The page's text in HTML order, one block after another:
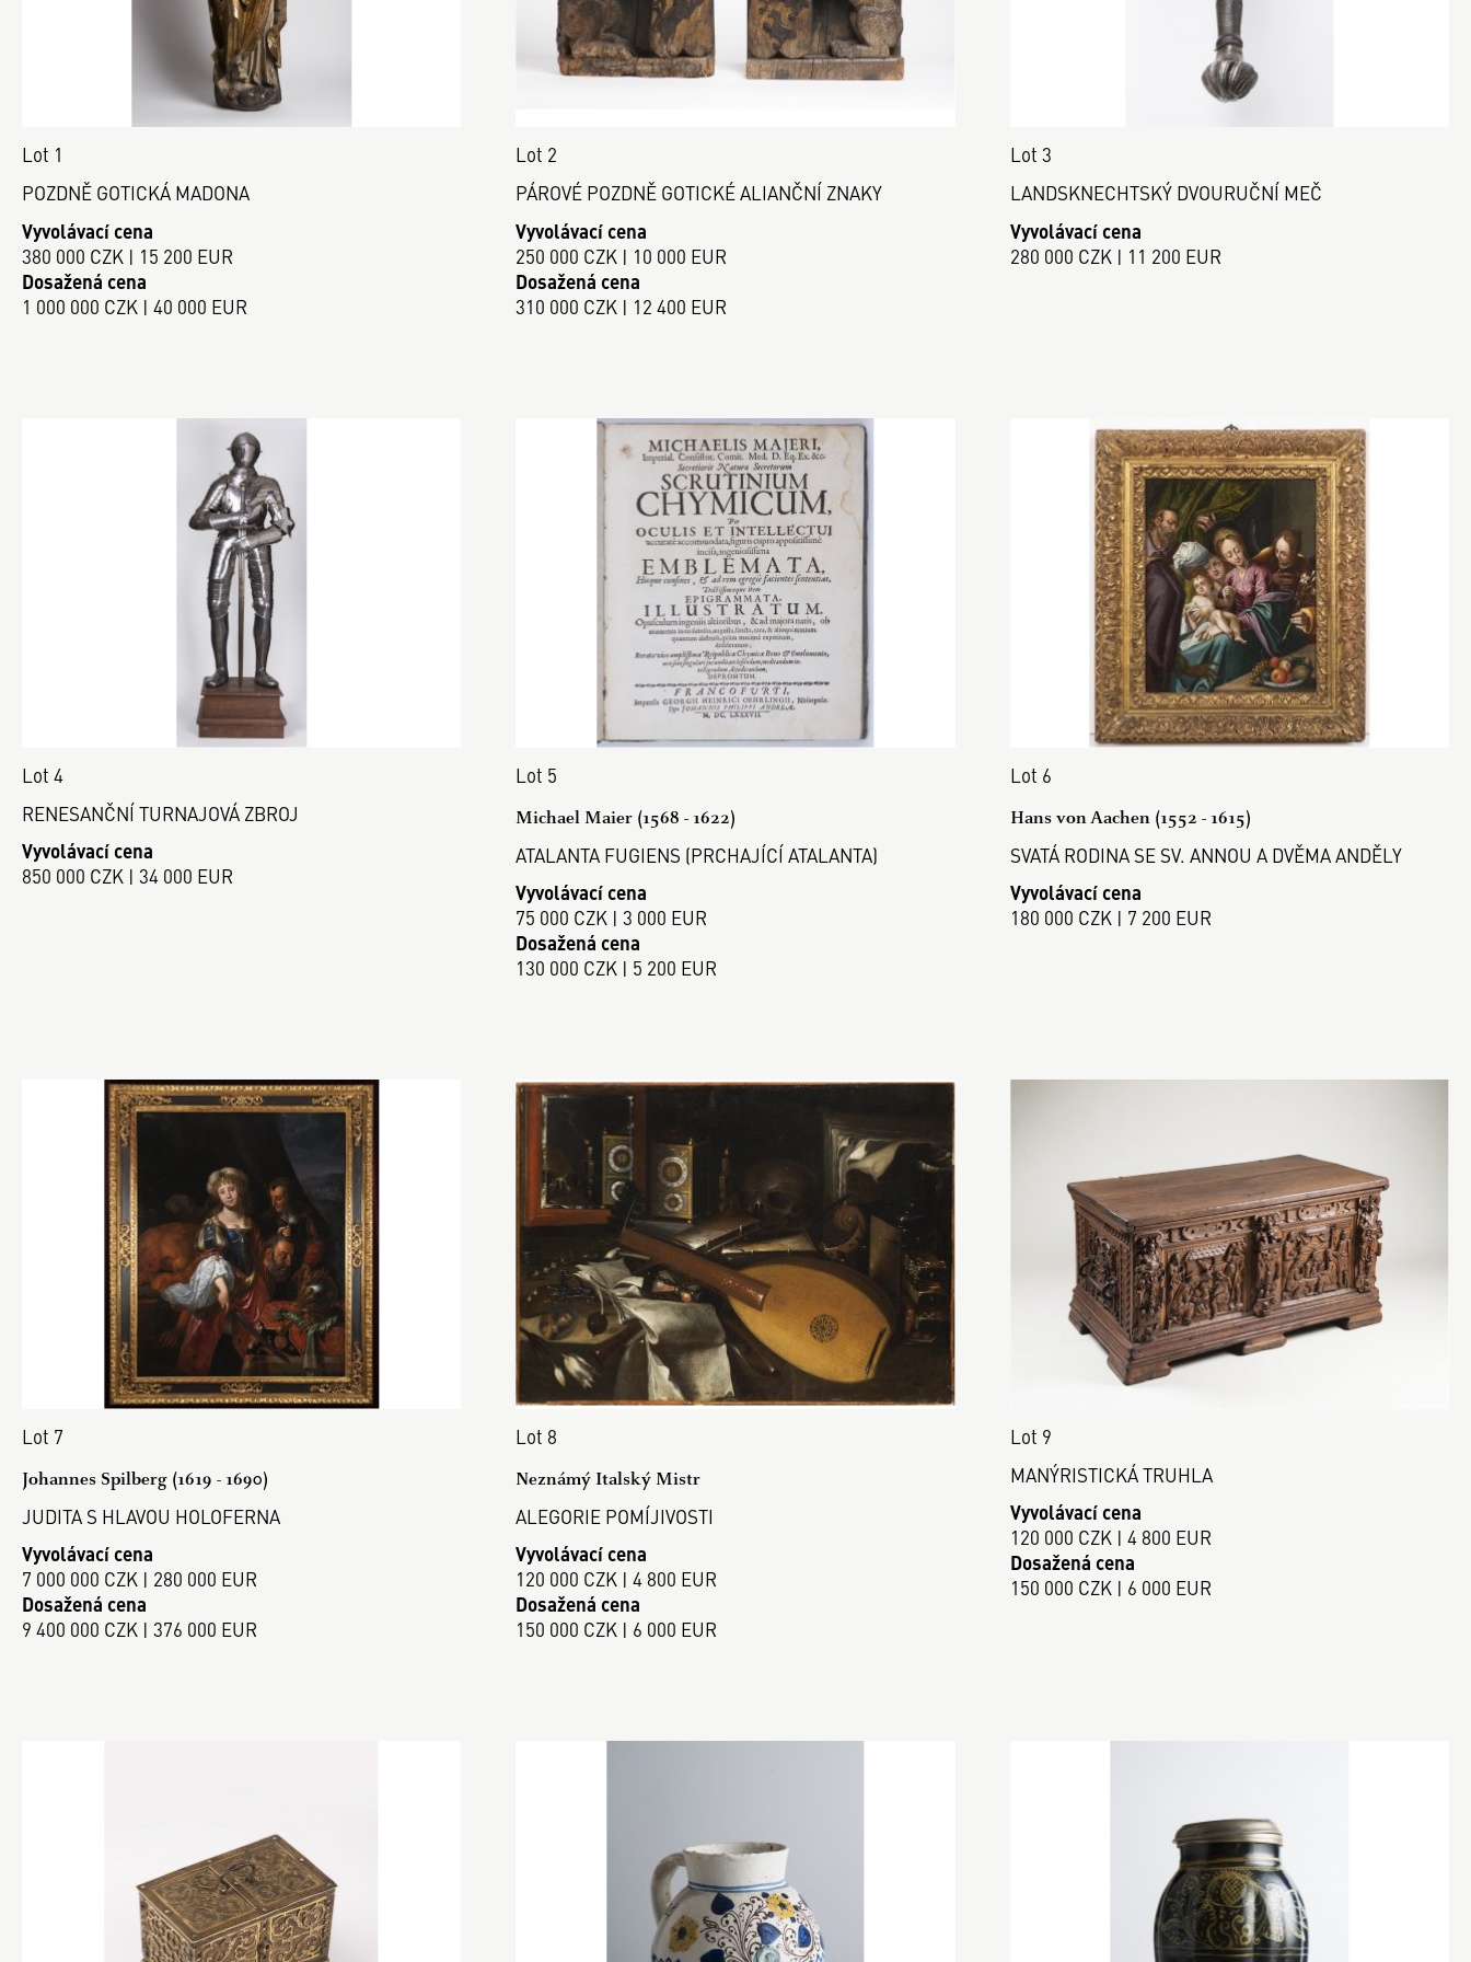
Lot 1
POZDNĚ GOTICKÁ MADONA
Vyvolávací cena
380 000 CZK | 15 200 EUR
Dosažená cena
1 000 000 CZK | 40 000 EUR
Lot 2
PÁROVÉ POZDNĚ GOTICKÉ ALIANČNÍ ZNAKY
Vyvolávací cena
250 000 CZK | 10 000 EUR
Dosažená cena
310 000 CZK | 12 400 EUR
Lot 3
LANDSKNECHTSKÝ DVOURUČNÍ MEČ
Vyvolávací cena
280 000 CZK | 11 200 EUR
Lot 4
RENESANČNÍ TURNAJOVÁ ZBROJ
Vyvolávací cena
850 000 CZK | 34 000 EUR
Lot 5
Michael Maier (1568 - 1622)
ATALANTA FUGIENS (PRCHAJÍCÍ ATALANTA)
Vyvolávací cena
75 000 CZK | 3 000 EUR
Dosažená cena
130 000 CZK | 5 200 EUR
Lot 6
Hans von Aachen (1552 - 1615)
SVATÁ RODINA SE SV. ANNOU A DVĚMA ANDĚLY
Vyvolávací cena
180 000 CZK | 7 200 EUR
Lot 7
Johannes Spilberg (1619 - 1690)
JUDITA S HLAVOU HOLOFERNA
Vyvolávací cena
7 000 000 CZK | 280 000 EUR
Dosažená cena
9 400 000 CZK | 376 000 EUR
Lot 8
Neznámý Italský Mistr
ALEGORIE POMÍJIVOSTI
Vyvolávací cena
120 000 CZK | 4 800 EUR
Dosažená cena
150 000 CZK | 6 000 EUR
Lot 9
MANÝRISTICKÁ TRUHLA
Vyvolávací cena
120 000 CZK | 4 800 EUR
Dosažená cena
150 000 CZK | 6 000 EUR